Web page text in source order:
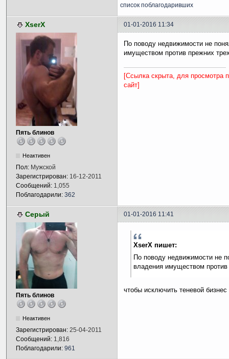
список поблагодаривших
XserX 01-01-2016 11:34
Пять блинов
Неактивен
Пол: Мужской
Зарегистрирован: 16-12-2011
Сообщений: 1,055
Поблагодарили: 362
По поводу недвижимости не
имуществом против прежних
[Ссылка скрыта, для просмотра
сайт]
Серый 01-01-2016 11:41
Пять блинов
Неактивен
Зарегистрирован: 25-04-2011
Сообщений: 1,816
Поблагодарили: 961
XserX пишет:
По поводу недвижимости не
владения имуществом против
чтобы исключить теневой